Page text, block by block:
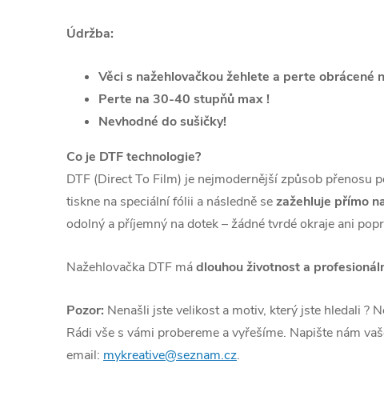
Údržba:
Věci s nažehlovačkou žehlete a perte obrácené
Perte na 30-40 stupňů max !
Nevhodné do sušičky!
Co je DTF technologie?
DTF (Direct To Film) je nejmodernější způsob přenosu
tiskne na speciální fólii a následně sezažehluje přímo
odolný a příjemný na dotek – žádné tvrdé okraje ani
Nažehlovačka DTF mádlouhou životnost a
Pozor: Nenašli jste velikost a motiv, který jste hledali ?
Rádi vše s vámi probereme a vyřešíme. Napište nám
email: mykreative@seznam.cz.